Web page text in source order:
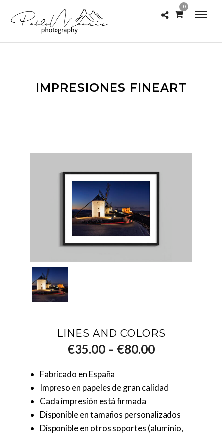
0
IMPRESIONES FINEART
LINES AND COLORS
€35.00 – €80.00
Fabricado en España
Impreso en papeles de gran calidad
Cada impresión está firmada
Disponible en tamaños personalizados
Disponible en otros soportes (aluminio,